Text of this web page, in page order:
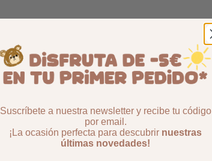
Suscríbete a nuestra newsletter y recibe tu código
por email.
¡La ocasión perfecta para descubrir nuestras
últimas novedades!